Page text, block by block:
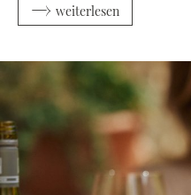
weiterlesen